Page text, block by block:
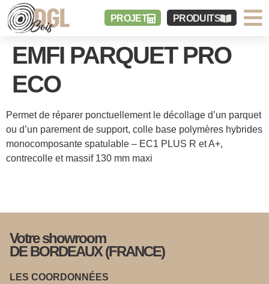
PROJET PRODUITS
EMFI PARQUET PRO
ECO
Permet de réparer ponctuellement le décollage d’un parquet
ou d’un parement de support, colle base polymères hybrides
monocomposante spatulable – EC1 PLUS R et A+,
contrecolle et massif 130 mm maxi
Votre showroom
DE BORDEAUX (FRANCE)
LES COORDONNÉES